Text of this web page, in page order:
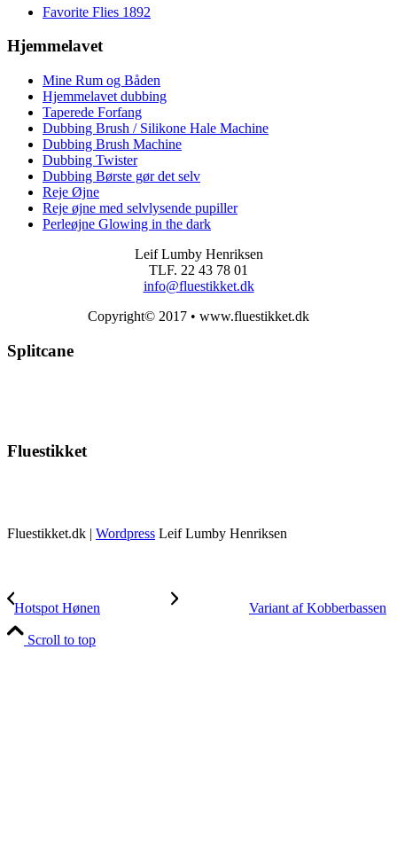
Favorite Flies 1892
Hjemmelavet
Mine Rum og Båden
Hjemmelavet dubbing
Taperede Forfang
Dubbing Brush / Silikone Hale Machine
Dubbing Brush Machine
Dubbing Twister
Dubbing Børste gør det selv
Reje Øjne
Reje øjne med selvlysende pupiller
Perleøjne Glowing in the dark
Leif Lumby Henriksen
TLF. 22 43 78 01
info@fluestikket.dk
Copyright© 2017 • www.fluestikket.dk
Splitcane
Fluestikket
Fluestikket.dk | Wordpress Leif Lumby Henriksen
Hotspot Hønen Variant af Kobberbassen
Scroll to top